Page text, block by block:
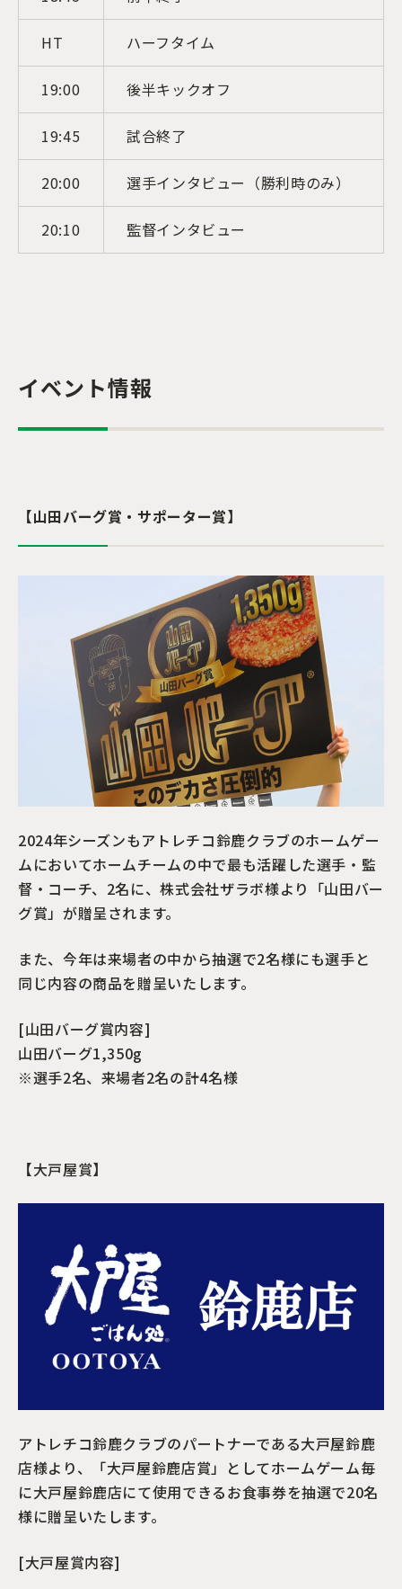
HT ハーフタイム
19:00 後半キックオフ
19:45 試合終了
20:00 選手インタビュー（勝利時のみ）
20:10 監督インタビュー
イベント情報
【山田バーグ賞・サポーター賞】
2024年シーズンもアトレチコ鈴鹿クラブのホームゲー
ムにおいてホームチームの中で最も活躍した選手・監
督・コーチ、2名に、株式会社ザラボ様より「山田バー
グ賞」が贈呈されます。
また、今年は来場者の中から抽選で2名様にも選手と
同じ内容の商品を贈呈いたします。
[山田バーグ賞内容]
山田バーグ1,350g
※選手2名、来場者2名の計4名様
【大戸屋賞】
アトレチコ鈴鹿クラブのパートナーである大戸屋鈴鹿
店様より、「大戸屋鈴鹿店賞」としてホームゲーム毎
に大戸屋鈴鹿店にて使用できるお食事券を抽選で20名
様に贈呈いたします。
[大戸屋賞内容]